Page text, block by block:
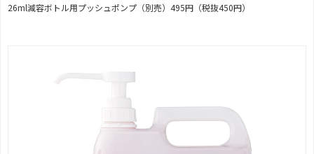
26ml減容ボトル用プッシュポンプ（別売）495円（税抜450円）